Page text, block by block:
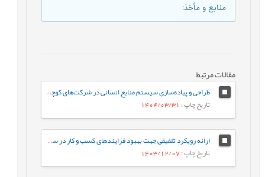
منابع و مأخذ:
مقالات مرتبط
طراحی و پیاده‌سازی سیستم منابع انسانی در شرکت‌های کوچک و متوسط (SMEs) با رویکرد داده‌کاوی (مورد مطالعه: شرکت‌های کاشی و سرامیک استان یزد)
تاریخ چاپ: 1404/03/31
ارائه رویکرد تلفیقی جهت بهبود فرایندهای کسب و کار در سازمانهای خدماتی
تاریخ چاپ: 1403/12/07